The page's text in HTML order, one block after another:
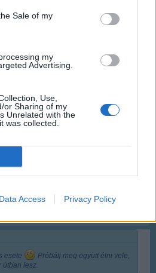
Sale of my
my
Advertising.
Use,
or Sharing of my
Unrelated with the
was collected.
Data Access Privacy Policy
barátot ki ázsiba van oda kellene
45 repülőt
esete
Próbálj meg együtt élni vele,
útban lesz.